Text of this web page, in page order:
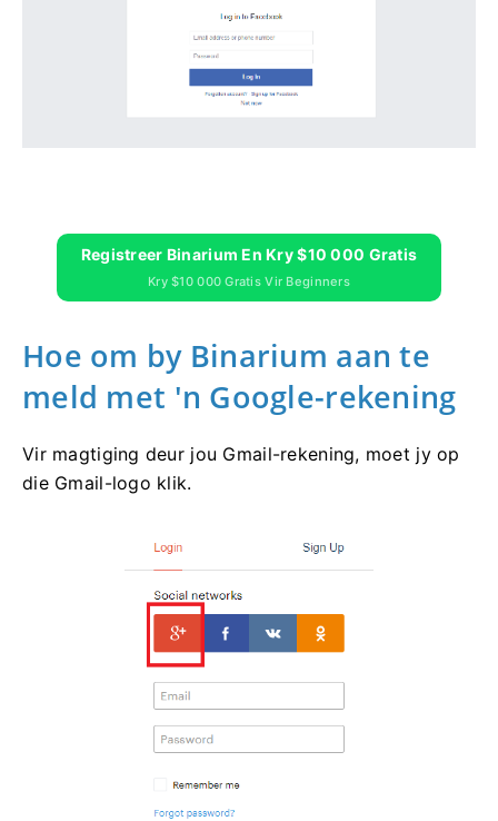
Registreer Binarium En Kry $10 000 Gratis
Kry $10 000 Gratis Vir Beginners
Hoe om by Binarium aan te
meld met 'n Google-rekening
Vir magtiging deur jou Gmail-rekening, moet jy op
die Gmail-logo klik.